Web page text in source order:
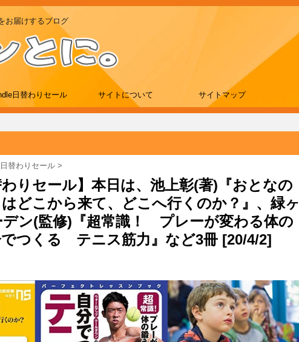
お届けするブログ
日替わりセール サイトについて サイトマップ
替わりセール >
わりセール】本日は、池上彰(著)『おとなの
どこから来て、どこへ行くのか？』、緑ヶ
ン(監修)『超常識！ プレーが変わる体の
つくる テニス筋力』など3冊 [20/4/2]